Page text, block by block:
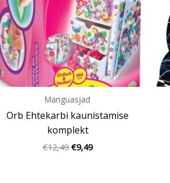
Mänguasjad
Orb Ehtekarbi kaunistamise
komplekt
€12,49 €9,49